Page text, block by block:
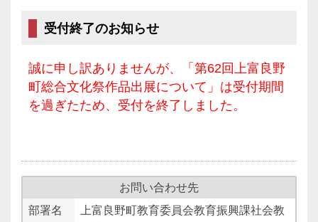
受付終了のお知らせ
誠に申し訳ありませんが、「第62回上富良野
町総合文化祭作品出展について」は受付期間
を過ぎたため、受付を終了しました。
お問い合わせ先
部署名
上富良野町教育委員会教育振興課社会教